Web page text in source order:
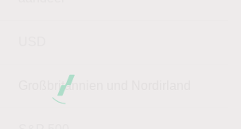
Großbritannien und Nordirland